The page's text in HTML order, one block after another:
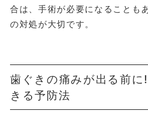
合は、手術が必要になることも
の対処が大切です。
歯ぐきの痛みが出る前
きる予防法